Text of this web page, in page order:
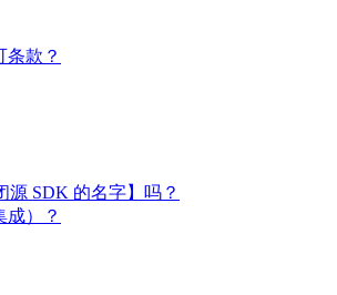
条款？
源 SDK 的名字】吗？
成）？